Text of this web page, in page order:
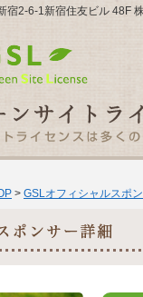
宿2-6-1新宿住友ビル 48F
> GSLオフィシャルスポ